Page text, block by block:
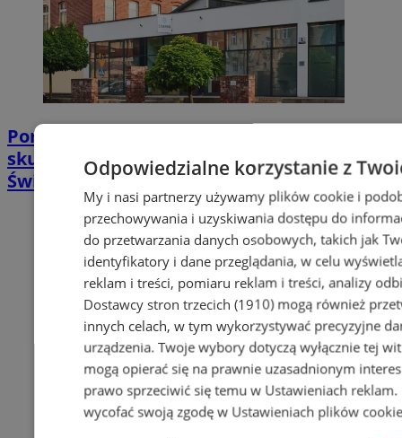
Poradnia leczenia ran przewlekłych -
skuteczna terapia trudno gojących się ran |
Świętochłowice
Odpowiedzialne korzystanie z
My i nasi partnerzy używamy plików cookie i
przechowywania i uzyskiwania dostępu do
do przetwarzania danych osobowych, takich jak
identyfikatory i dane przeglądania, w celu
reklam i treści, pomiaru reklam i treści, analizy
Dostawcy stron trzecich (1910)mogą również
innych celach, w tym wykorzystywać precyzyjne
urządzenia. Twoje wybory dotyczą wyłącznie tej
mogą opierać się na prawnie uzasadnionym
prawo sprzeciwić się temu w Ustawieniach reklam.
wycofać swoją zgodę w Ustawieniach plików cookie